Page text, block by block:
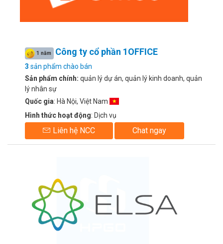
1 năm Công ty cổ phần 1OFFICE
3 sản phẩm chào bán
Sản phẩm chính: quản lý dự án, quản lý kinh doanh, quản
lý nhân sự
Quốc gia: Hà Nội, Việt Nam
Hình thức hoạt động: Dịch vụ
Liên hệ NCC Chat ngay